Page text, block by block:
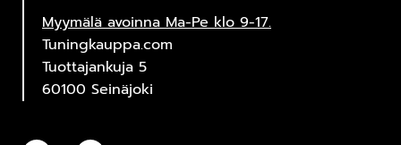
Myymälä avoinna Ma-Pe klo 9-17.
Tuningkauppa.com
Tuottajankuja 5
60100 Seinäjoki